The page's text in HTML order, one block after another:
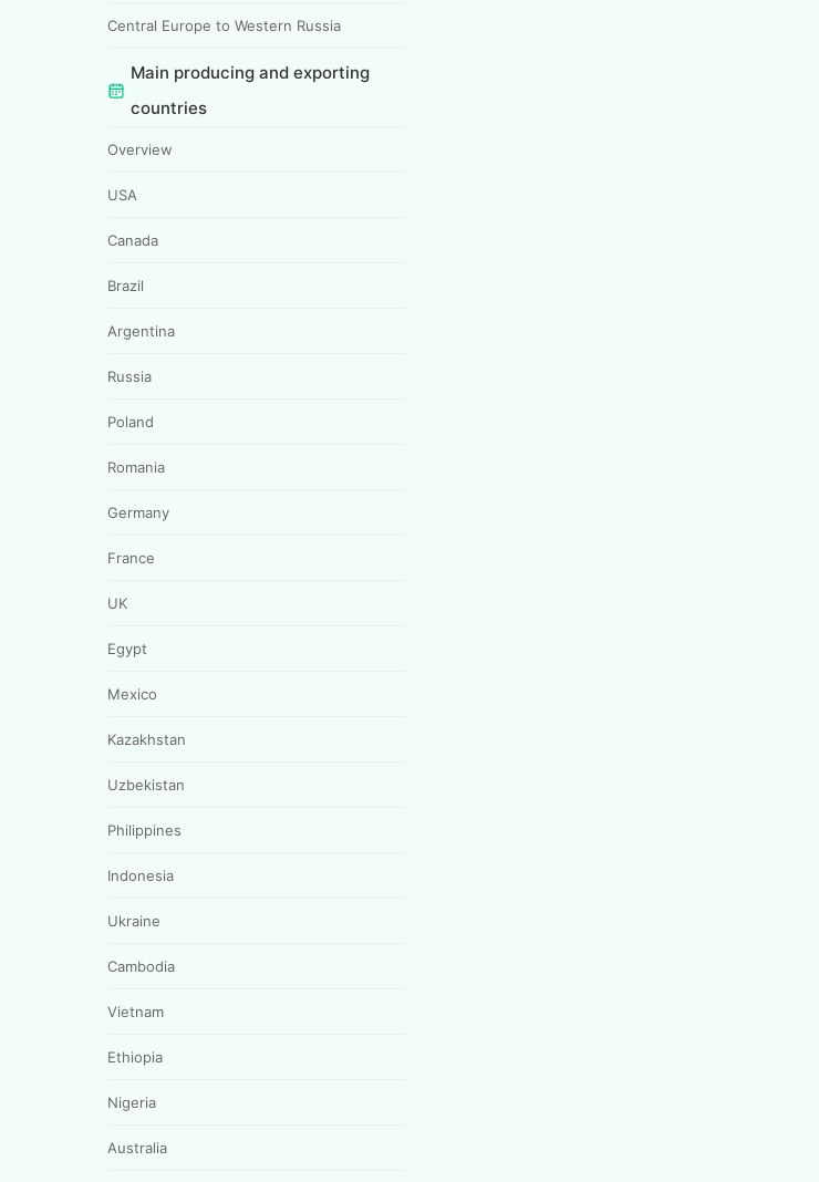
Central Europe to Western Russia
Main producing and exporting
countries
Overview
USA
Canada
Brazil
Argentina
Russia
Poland
Romania
Germany
France
UK
Egypt
Mexico
Kazakhstan
Uzbekistan
Philippines
Indonesia
Ukraine
Cambodia
Vietnam
Ethiopia
Nigeria
Australia